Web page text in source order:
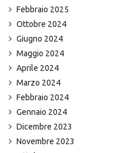
Febbraio 2025
Ottobre 2024
Giugno 2024
Maggio 2024
Aprile 2024
Marzo 2024
Febbraio 2024
Gennaio 2024
Dicembre 2023
Novembre 2023